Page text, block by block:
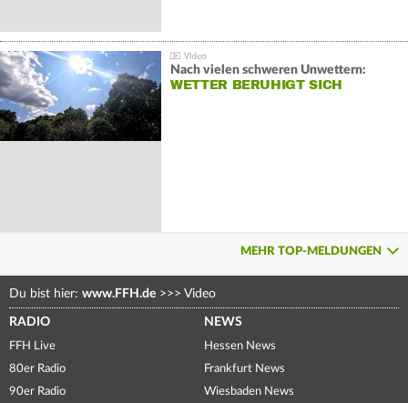
Nach vielen schweren Unwettern:
WETTER BERUHIGT SICH
MEHR TOP-MELDUNGEN
Du bist hier: www.FFH.de >>> Video
RADIO
FFH Live
80er Radio
90er Radio
NEWS
Hessen News
Frankfurt News
Wiesbaden News